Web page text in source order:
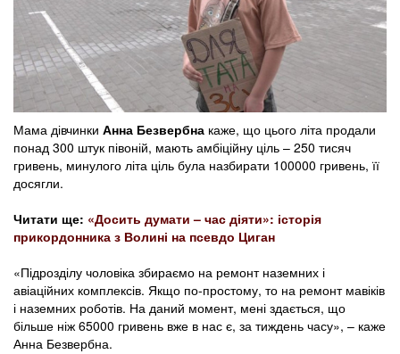
Мама дівчинки Анна Безвербна каже, що цього літа продали
понад 300 штук півоній, мають амбіційну ціль – 250 тисяч
гривень, минулого літа ціль була назбирати 100000 гривень, її
досягли.
Читати ще: «Досить думати – час діяти»: історія
прикордонника з Волині на псевдо Циган
«Підрозділу чоловіка збираємо на ремонт наземних і
авіаційних комплексів. Якщо по-простому, то на ремонт мавіків
і наземних роботів. На даний момент, мені здається, що
більше ніж 65000 гривень вже в нас є, за тиждень часу», – каже
Анна Безвербна.